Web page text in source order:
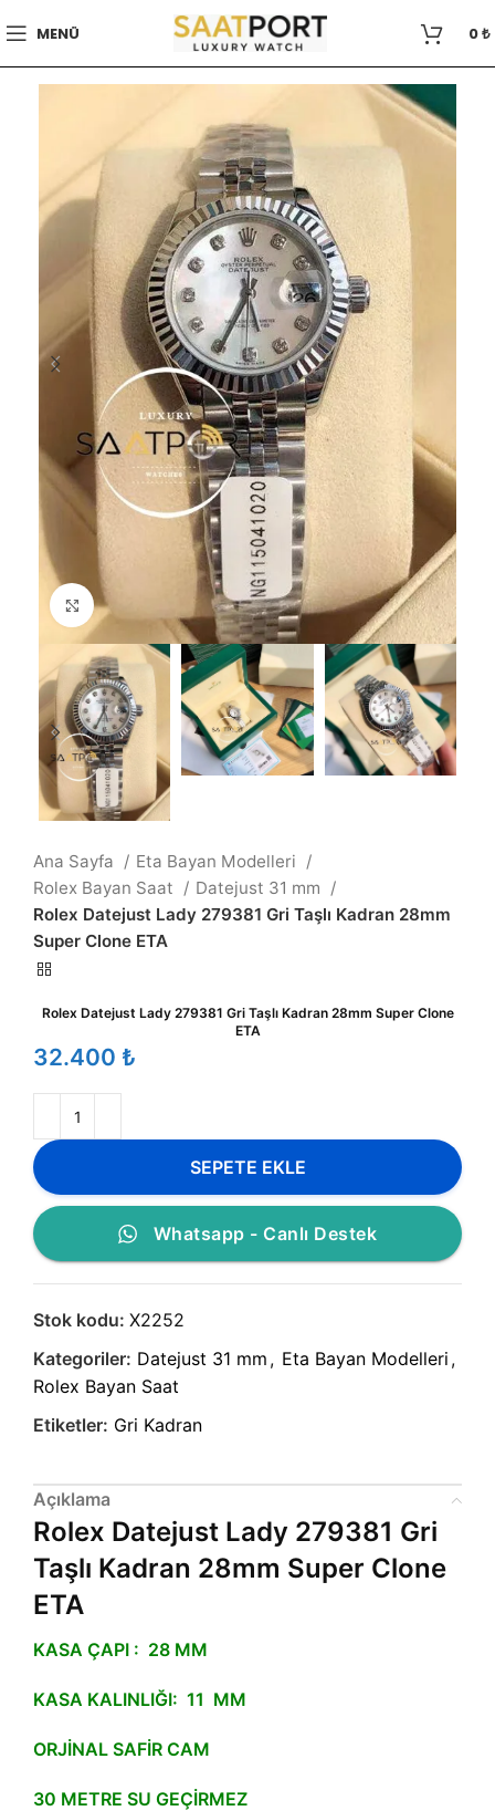
MENÜ 0₺
Büyütmek için tıklayın
Ana Sayfa
Eta Bayan Modelleri
Rolex Bayan Saat
Datejust 31 mm
Rolex Datejust Lady 279381 Gri Taşlı Kadran 28mm
Super Clone ETA
Rolex Datejust Lady 279381 Gri Taşlı Kadran 28mm Super Clone
ETA
₺
SEPETE EKLE
Whatsapp - Canlı Destek
Stok kodu: X2252
Kategoriler: Datejust 31 mm , Eta Bayan Modelleri ,
Rolex Bayan Saat
Etiketler: Gri Kadran
Açıklama
Rolex Datejust Lady 279381 Gri
Taşlı Kadran 28mm Super Clone
ETA
KASA ÇAPI : 28 MM
KASA KALINLIĞI: 11 MM
ORJİNAL SAFİR CAM
30 METRE SU GEÇİRMEZ